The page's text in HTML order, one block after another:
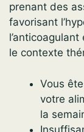
prenant des
favorisant
le contexte
Vous
votre
la